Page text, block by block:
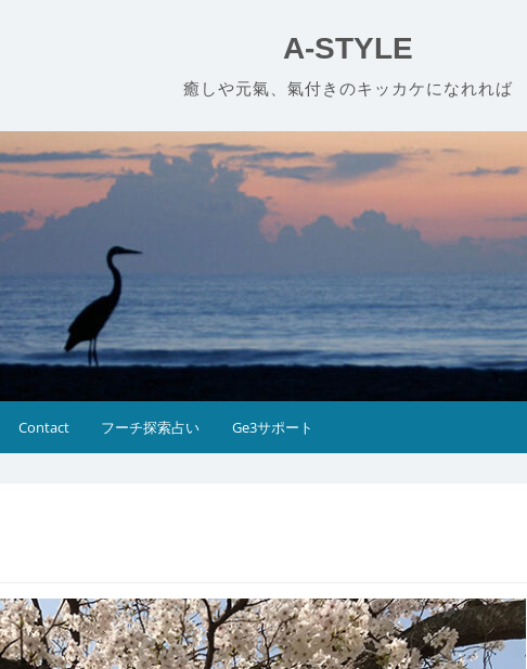
A-STYLE
癒しや元氣、氣付きのキッカケになれれば
Contact フーチ探索占い Ge3サポート